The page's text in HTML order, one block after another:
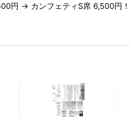
円 → カンフェティS席 6,500円！